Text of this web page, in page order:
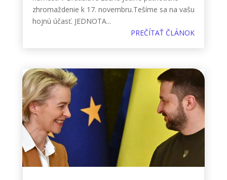
zhromaždenie k 17. novembru.Tešíme sa na vašu
hojnú účasť. JEDNOTA...
PREČÍTAŤ ČLÁNOK